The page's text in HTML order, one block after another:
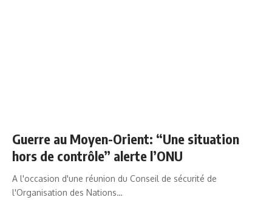
Guerre au Moyen-Orient: “Une situation
hors de contrôle” alerte l’ONU
A l'occasion d'une réunion du Conseil de sécurité de
l'Organisation des Nations…